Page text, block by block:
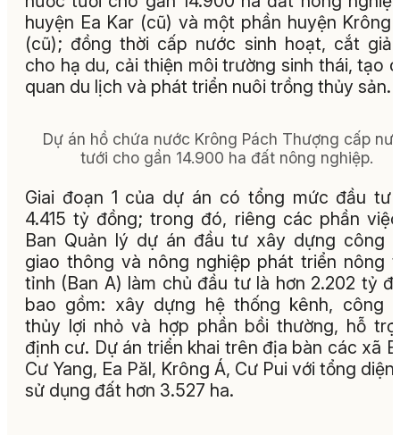
huyện Ea Kar (cũ) và một phần huyện Krông
(cũ); đồng thời cấp nước sinh hoạt, cắt
cho hạ du, cải thiện môi trường sinh thái, tạo
quan du lịch và phát triển nuôi trồng thủy sản.
Dự án hồ chứa nước Krông Pách Thượng cấp
tưới cho gần 14.900 ha đất nông nghiệp.
Giai đoạn 1 của dự án có tổng mức đầu tư
4.415 tỷ đồng; trong đó, riêng các phần
Ban Quản lý dự án đầu tư xây dựng công
giao thông và nông nghiệp phát triển nông
tỉnh (Ban A) làm chủ đầu tư là hơn 2.202 tỷ
bao gồm: xây dựng hệ thống kênh, công
thủy lợi nhỏ và hợp phần bồi thường, hỗ
định cư. Dự án triển khai trên địa bàn các xã
Cư Yang, Ea Păl, Krông Á, Cư Pui với tổng
sử dụng đất hơn 3.527 ha.